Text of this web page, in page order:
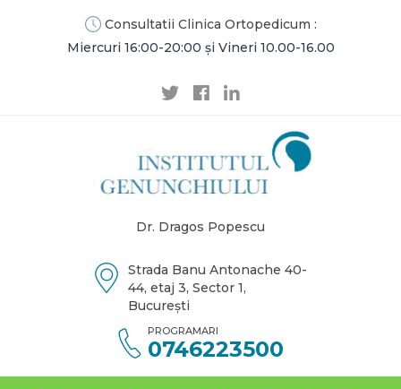
Consultatii Clinica Ortopedicum :
Miercuri 16:00-20:00 și Vineri 10.00-16.00
Dr. Dragos Popescu
Strada Banu Antonache 40-
44, etaj 3, Sector 1,
București
PROGRAMARI
0746223500